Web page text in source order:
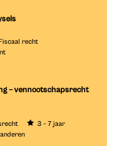
Fiscaal recht
– vennootschapsrecht
3 – 7 jaar